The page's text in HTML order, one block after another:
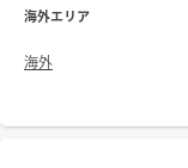
海外エリア
海外